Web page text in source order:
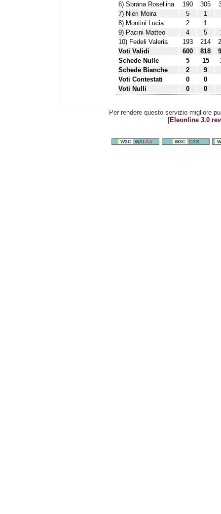
6) Sbrana Rosellina
190 305
7) Nieri Moira
5
1
8) Montini Lucia
2
1
9) Pacini Matteo
4 5
10) Fedeli Valeria
193 214
Voti Validi
600 818
Schede Nulle
5 15
Schede Bianche
2
9
Voti Contestati
0
0
Voti Nulli
0 0
Per rendere questo servizio migliore
[Eleonline 3.0
W3C WAI-AA W3C CSS